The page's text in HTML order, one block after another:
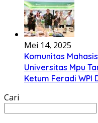
Mei 14, 2025
Komunitas
Universitas Mpu
Ketum Feradi WPI
Cari